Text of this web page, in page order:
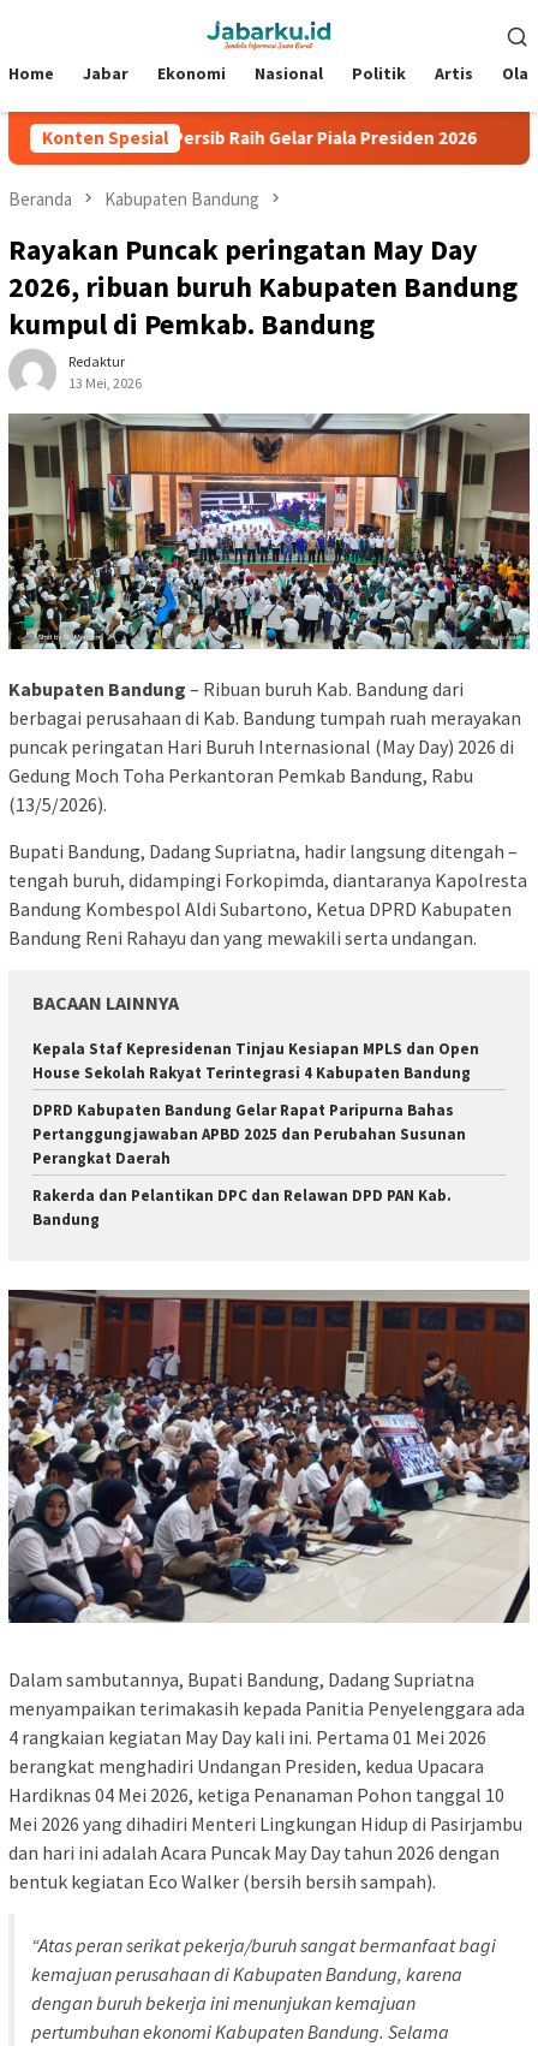
Mobile
Home Jabar Ekonomi Nasional Politik Artis
Konten Spesial
Persib Raih Gelar Piala Presiden 2026 Igor Tolic
Beranda Kabupaten Bandung
Rayakan Puncak peringatan May Day
2026, ribuan buruh Kabupaten Bandung
kumpul di Pemkab. Bandung
Redaktur
13 Mei, 2026
Kabupaten Bandung – Ribuan buruh Kab. Bandung dari
berbagai perusahaan di Kab. Bandung tumpah ruah merayakan
puncak peringatan Hari Buruh Internasional (May Day) 2026 di
Gedung Moch Toha Perkantoran Pemkab Bandung, Rabu
(13/5/2026).
Bupati Bandung, Dadang Supriatna, hadir langsung ditengah –
tengah buruh, didampingi Forkopimda, diantaranya Kapolresta
Bandung Kombespol Aldi Subartono, Ketua DPRD Kabupaten
Bandung Reni Rahayu dan yang mewakili serta undangan.
BACAAN LAINNYA
Kepala Staf Kepresidenan Tinjau Kesiapan MPLS dan Open
House Sekolah Rakyat Terintegrasi 4 Kabupaten Bandung
DPRD Kabupaten Bandung Gelar Rapat Paripurna Bahas
Pertanggungjawaban APBD 2025 dan Perubahan Susunan
Perangkat Daerah
Rakerda dan Pelantikan DPC dan Relawan DPD PAN Kab.
Bandung
Dalam sambutannya, Bupati Bandung, Dadang Supriatna
menyampaikan terimakasih kepada Panitia Penyelenggara ada
4 rangkaian kegiatan May Day kali ini. Pertama 01 Mei 2026
berangkat menghadiri Undangan Presiden, kedua Upacara
Hardiknas 04 Mei 2026, ketiga Penanaman Pohon tanggal 10
Mei 2026 yang dihadiri Menteri Lingkungan Hidup di Pasirjambu
dan hari ini adalah Acara Puncak May Day tahun 2026 dengan
bentuk kegiatan Eco Walker (bersih bersih sampah).
“Atas peran serikat pekerja/buruh sangat bermanfaat bagi
kemajuan perusahaan di Kabupaten Bandung, karena
dengan buruh bekerja ini menunjukan kemajuan
pertumbuhan ekonomi Kabupaten Bandung. Selama